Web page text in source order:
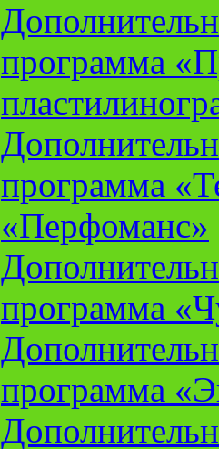
программа
программа
«Перфоманс»
программа
программа